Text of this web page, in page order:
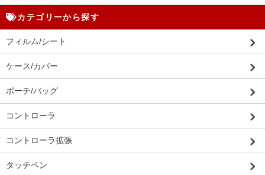
カテゴリーから探す
フィルム/シート
ケース/カバー
ポーチ/バッグ
コントローラ
コントローラ拡張
タッチペン